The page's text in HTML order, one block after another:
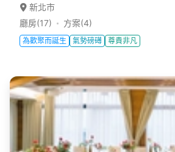
新北市
廳房(17)
方案(4)
為歡聚而誕生 氣勢磅礡 尊貴非凡